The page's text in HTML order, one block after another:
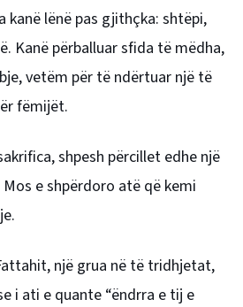
kanë lënë pas gjithçka: shtëpi,
Kanë përballuar sfida të mëdha,
vetëm për të ndërtuar një të
fëmijët.
shpesh përcillet edhe një
e shpërdoro atë që kemi
një grua në të tridhjetat,
i ati e quante “ëndrra e tij e